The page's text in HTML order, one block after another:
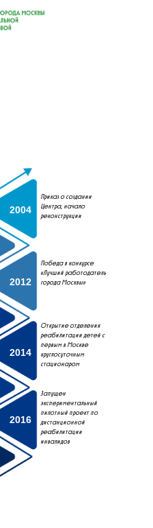
2004
Приказ о создании
Центра, начало
реконструкции
2012
2014
2016
Победа в конкурсе
«Лучший работодатель
города Москвы»
Открытие отделения
реабилитации детей с
первым в Москве
круглосуточным
стационаром
Запущен
экспериментальный
пилотный проект по
дистанционной
реабилитации
инвалидов